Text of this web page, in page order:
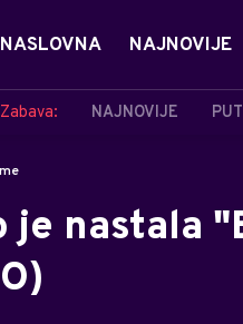
NASLOVNA NAJNOVIJE
Zabava: NAJNOVIJE
je nastala